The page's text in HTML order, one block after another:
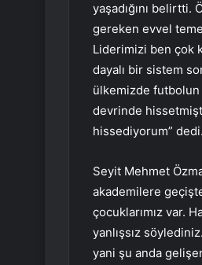
yaşadığını belirtti.
gereken evvel
Liderimizi ben çok
dayalı bir sistem
ülkemizde
devrinde
hissediyorum”
Seyit Mehmet
akademilere
çocuklarımız var.
yanlışsız
yani şu anda